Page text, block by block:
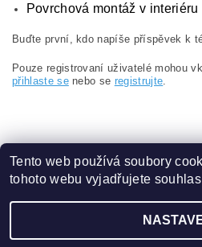
Povrchová montáž v interiéru
Buďte první, kdo napíše příspěvek k
Pouze registrovaní uživatelé mohou
přihlaste senebo se registrujte.
Obchodní podmínky |
2026 ©eshop.VAKAP.cz,
Tento web používá soubory
tohoto webu vyjadřujete